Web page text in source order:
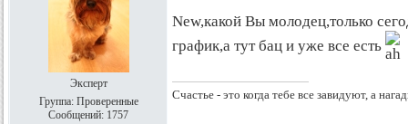
Эксперт
Группа: Проверенные
Сообщений: 1757
New,какой Вы молодец,только
график,а тут бац и уже все есть
Счастье - это когда тебе все завидуют, а